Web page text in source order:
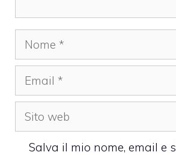
Nome
Email
Sito
web
Salva il mio nome, email e